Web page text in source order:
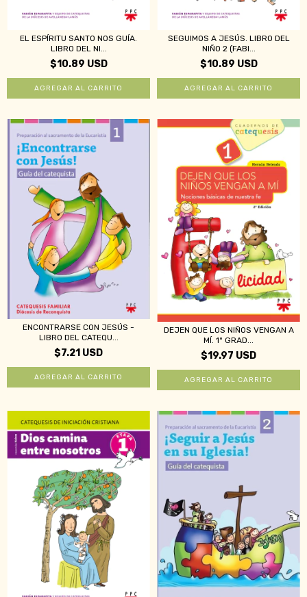
EL ESPÍRITU SANTO NOS GUÍA.
LIBRO DEL NI...
$10.89 USD
SEGUIMOS A JESÚS. LIBRO DEL
NIÑO 2 (FABI...
$10.89 USD
ENCONTRARSE CON JESÚS -
LIBRO DEL CATEQU...
$7.21 USD
DEJEN QUE LOS NIÑOS VENGAN A
MÍ. 1º GRAD...
$19.97 USD